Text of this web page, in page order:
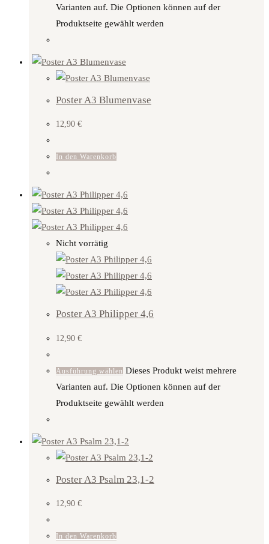
Varianten auf. Die Optionen können auf der
Produktseite gewählt werden
Poster A3 Blumenvase
12,90 €
In den Warenkorb
Nicht vorrätig
Poster A3 Philipper 4,6
12,90 €
Ausführung wählen Dieses Produkt weist mehrere
Varianten auf. Die Optionen können auf der
Produktseite gewählt werden
Poster A3 Psalm 23,1-2
12,90 €
In den Warenkorb